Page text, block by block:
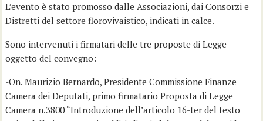
L’evento è stato promosso dalle Associazioni, dai Consorzi e
Distretti del settore florovivaistico, indicati in calce.
Sono intervenuti i firmatari delle tre proposte di Legge
oggetto del convegno:
-On. Maurizio Bernardo, Presidente Commissione Finanze
Camera dei Deputati, primo firmatario Proposta di Legge
Camera n.3800 “Introduzione dell’articolo 16-ter del testo